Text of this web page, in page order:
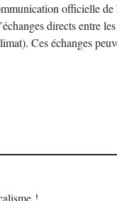
officielle
directs entre
Ces échanges
!